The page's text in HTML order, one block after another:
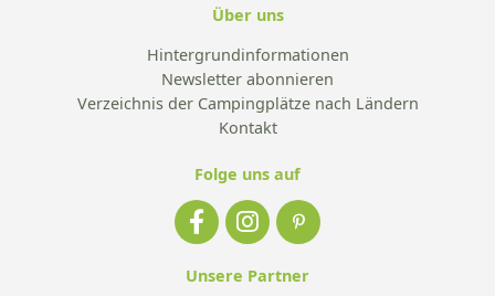
Über uns
Hintergrundinformationen
Newsletter abonnieren
Verzeichnis der Campingplätze nach Ländern
Kontakt
Folge uns auf
Unsere Partner